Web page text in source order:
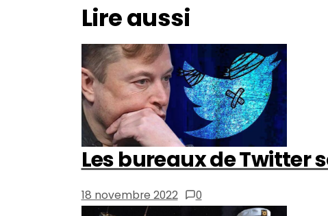
Lire aussi
Les bureaux de Twitter
18 novembre 2022 0